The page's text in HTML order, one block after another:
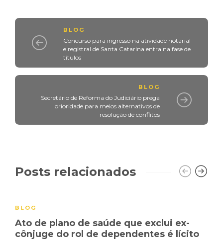
BLOG
Concurso para ingresso na atividade notarial
e registral de Santa Catarina entra na fase de
títulos
BLOG
Secretário de Reforma do Judiciário prega
prioridade para meios alternativos de
resolução de conflitos
Posts relacionados
BLOG
Ato de plano de saúde que exclui ex-
cônjuge do rol de dependentes é lícito